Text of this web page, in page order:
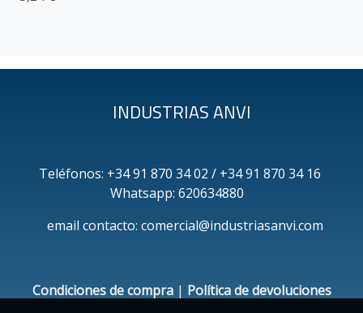
INDUSTRIAS ANVI
Teléfonos: +34 91 870 34 02 / +34 91 870 34 16
Whatsapp: 620634880
email contacto: comercial@industriasanvi.com
Condiciones de compra| Política de devoluciones